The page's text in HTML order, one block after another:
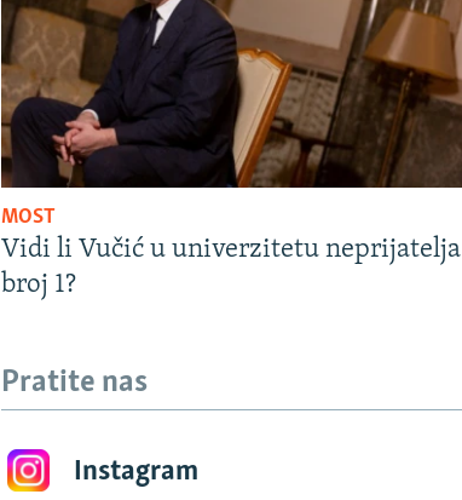
MOST
Vidi li Vučić u univerzitetu neprijatelja
broj 1?
Pratite nas
Instagram